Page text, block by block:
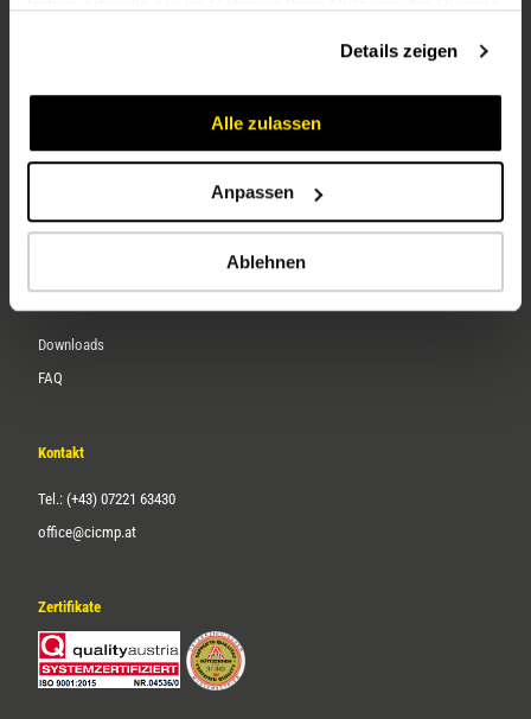
Details zeigen
Alle zulassen
Anpassen
Ablehnen
Karriere
Downloads
FAQ
Kontakt
Tel.: (+43) 07221 63430
office@cicmp.at
Zertifikate